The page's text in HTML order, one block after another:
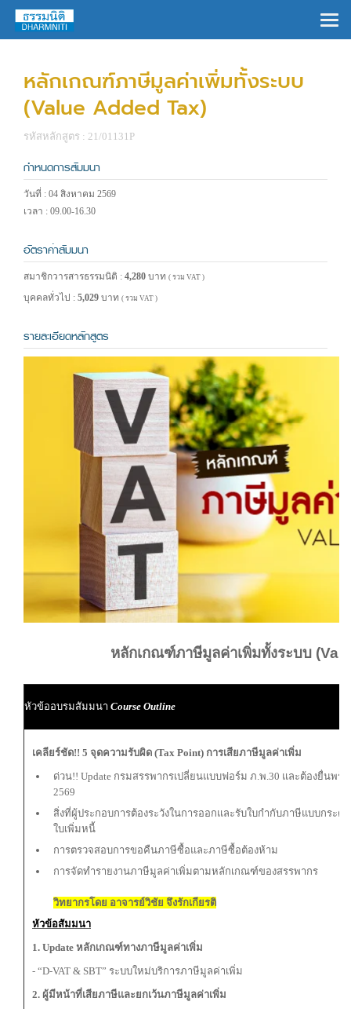
หลักเกณฑ์ภาษีมูลค่าเพิ่มทั้งระบบ
(Value Added Tax)
รหัสหลักสูตร : 21/01131P
กำหนดการสัมมนา
วันที่ : 04 สิงหาคม 2569
เวลา : 09.00-16.30
อัตราค่าสัมมนา
สมาชิกวารสารธรรมนิติ : 4,280 บาท ( รวม VAT )
บุคคลทั่วไป : 5,029 บาท ( รวม VAT )
รายละเอียดหลักสูตร
หลักเกณฑ์ภาษีมูลค่าเพิ่มทั้งระบบ
หัวข้ออบรมสัมมนา Course Outline
เคลียร์ชัด!! 5 จุดความรับผิด (Tax Point) การเสียภาษีมูลค่าเพิ่ม
ด่วน!! Update กรมสรรพากรเปลี่ยนแบบฟอร์ม ภ.พ.30 และต้องยื่นพ
2569
สิ่งที่ผู้ประกอบการต้องระวังในการออกและรับใบกำกับภาษีแบบกระ
ใบเพิ่มหนี้
การตรวจสอบการขอคืนภาษีซื้อและภาษีซื้อต้องห้าม
การจัดทำรายงานภาษีมูลค่าเพิ่มตามหลักเกณฑ์ของสรรพากร
วิทยากรโดย อาจารย์วิชัย จึงรักเกียรติ
หัวข้อสัมมนา
1. Update หลักเกณฑ์ทางภาษีมูลค่าเพิ่ม
- “D-VAT & SBT” ระบบใหม่บริการภาษีมูลค่าเพิ่ม
2. ผู้มีหน้าที่เสียภาษีและยกเว้นภาษีมูลค่าเพิ่ม
×